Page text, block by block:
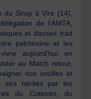
du Sirop à Vire (14),
de l’AMTA,
et danses trad
patrimoine et les
aujourd’hui en
au Match retour,
nos oreilles et
airs hérités par les
du Cotentin, du